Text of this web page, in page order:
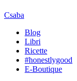
Csaba
Blog
Libri
Ricette
#honestlygood
E-Boutique